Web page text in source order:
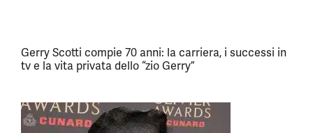
Gerry Scotti compie 70 anni: la carriera, i successi in
tv e la vita privata dello “zio Gerry”